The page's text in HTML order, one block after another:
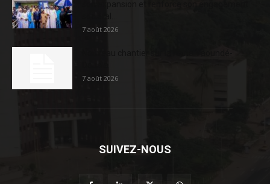
7 août 2026
7 août 2026
SUIVEZ-NOUS